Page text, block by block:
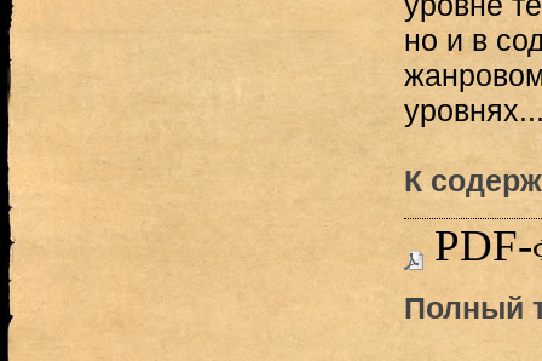
но и в
К
PDF-
Полный